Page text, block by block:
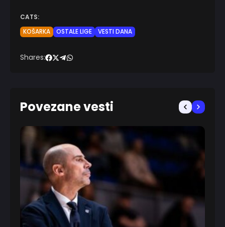
CATS:
KOŠARKA
OSTALE LIGE VESTI DANA
Shares:
Povezane vesti